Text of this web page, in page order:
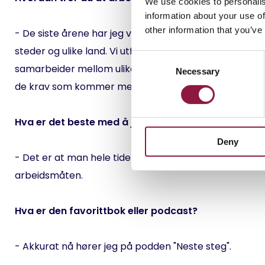
information about your use
other information that
C
o
n
n
e
c
Necessary
Deny
- De siste årene har jeg vært gjennom et stort skifte
steder og ulike land. Vi utfører jo i dag jobben vår på
samarbeider mellom ulike team uavhengig av
de krav som kommer med å kunne tilrettelegge for
Hva er det beste med å jobbe i Techstep?
- Det er at man hele tiden får være en del av
arbeidsmåten.
Hva er den favorittbok eller podcast?
- Akkurat nå hører jeg på podden "Neste steg".